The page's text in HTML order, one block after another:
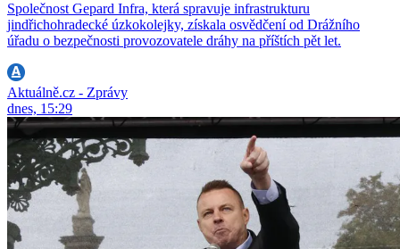
Společnost Gepard Infra, která spravuje infrastrukturu
jindřichohradecké úzkokolejky, získala osvědčení od Drážního
úřadu o bezpečnosti provozovatele dráhy na příštích pět let.
Aktuálně.cz - Zprávy
dnes, 15:29